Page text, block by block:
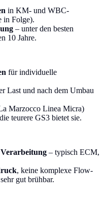
in KM- und WBC-
in Folge).
– unter den besten
10 Jahre.
für individuelle
Last und nach dem Umbau
Marzocco Linea Micra)
teurere GS3 bietet sie.
– typisch ECM,
, keine komplexe Flow-
gut brühbar.